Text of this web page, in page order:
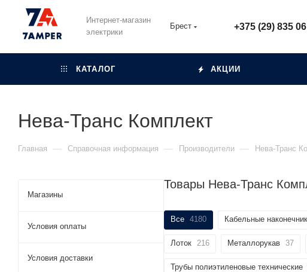
Интернет-магазин
электрики
Брест +375 (29) 835
КАТАЛОГ АКЦИИ
Нева-Транс Комплект
Главная — Справочная информация — Производители — Нева-Транс
Товары Нева-Транс
Все 4180 Кабельные
Лоток 216 Металлорукав 37
Трубы полиэтиленовые технические
Магазины
Условия оплаты
Условия доставки